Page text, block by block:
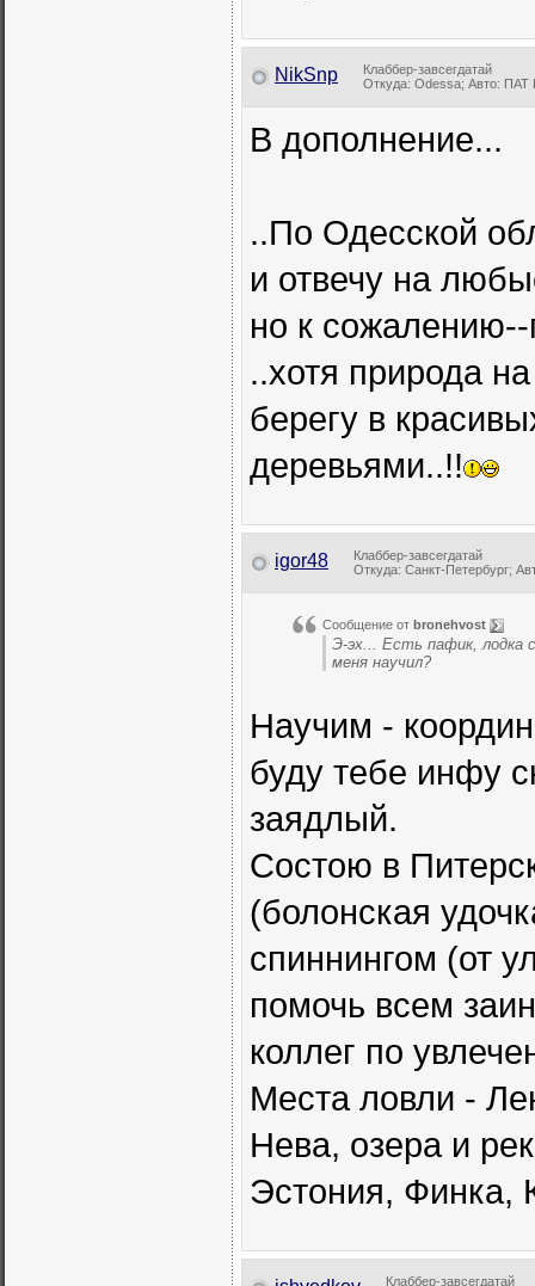
NikSnp
Клаббер-завсегдатай
Откуда: Odessa; Авто: ПАТ
В дополнение...
..По Одесской
и отвечу на
но к
..хотя природа
берегу в
деревьями..!!
igor48
Клаббер-завсегдатай
Откуда: Санкт-Петербург;
Сообщение от bronehvost
Э-эх... Есть пафик, лодка
меня научил?
Научим -
буду тебе инфу
заядлый.
Состою в
(болонская
спиннингом (от
помочь всем
коллег по
Места ловли -
Нева, озера и
Эстония, Финка,
Клаббер-завсегдатай